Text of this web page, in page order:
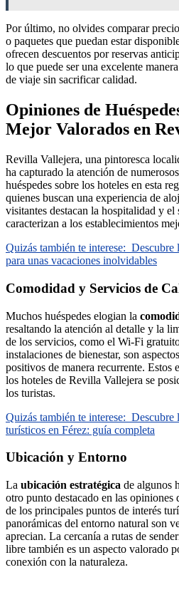
Por último, no olvides comparar
o paquetes que puedan estar
ofrecen descuentos por reservas
lo que puede ser una excelente
de viaje sin sacrificar calidad.
Opiniones de
Mejor Valorados en
Revilla Vallejera, una pintoresca
ha capturado la atención de
huéspedes sobre los hoteles en esta
quienes buscan una experiencia de
visitantes destacan la hospitalidad y
caracterizan a los establecimientos
Quizás también te interese: Descubre
para unas vacaciones inolvidables
Comodidad y Servicios de
Muchos huéspedes elogian la
resaltando la atención al detalle y la
de los servicios, como el Wi-Fi
instalaciones de bienestar, son
positivos de manera recurrente. Estos
los hoteles de Revilla Vallejera se
los turistas.
Quizás también te interese: Descubre
turísticos en Férez: guía completa
Ubicación y Entorno
La ubicación estratégica de algunos
otro punto destacado en las opiniones
de los principales puntos de interés
panorámicas del entorno natural son
aprecian. La cercanía a rutas de
libre también es un aspecto valorado
conexión con la naturaleza.